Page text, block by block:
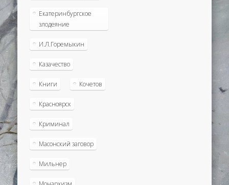
Екатеринбургское
злодеяние
И.Л.Горемыкин
Казачество
Книги Кочетов
Красноярск
Криминал
Масонский заговор
Мильнер